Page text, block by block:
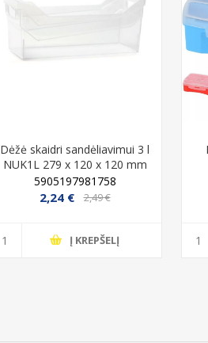
Dėžė skaidri sandėliavimui 3 l
NUK1L 279 x 120 x 120 mm
Prosperplast
5905197981758
2,24 € 2,49 €
Į KREPŠELĮ